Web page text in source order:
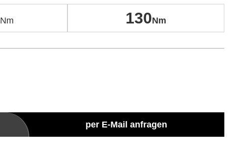
130
per E-Mail anfragen